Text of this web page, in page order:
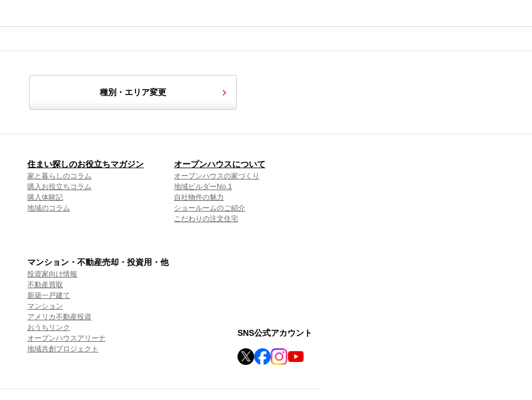
種別・エリア変更
住まい探しのお役立ちマガジン
家と暮らしのコラム
購入お役立ちコラム
購入体験記
地域のコラム
オープンハウスについて
オープンハウスの家づくり
地域ビルダーNo.1
自社物件の魅力
ショールームのご紹介
こだわりの注文住宅
マンション・不動産売却・投資用・他
投資家向け情報
不動産買取
新築一戸建て
マンション
アメリカ不動産投資
おうちリンク
オープンハウスアリーナ
地域共創プロジェクト
SNS公式アカウント